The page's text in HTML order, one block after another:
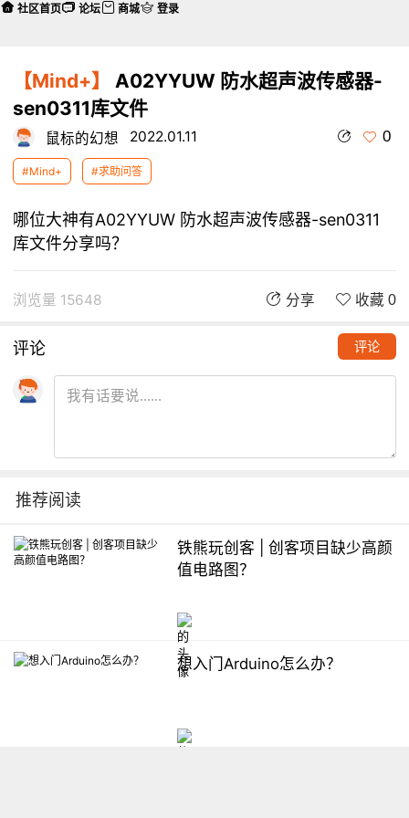
【Mind+】
A02YYUW 防水超声波传感器-
sen0311库文件
鼠标的幻想 2022.01.11 0
#Mind+ #求助问答
哪位大神有A02YYUW 防水超声波传感器-sen0311
库文件分享吗？
浏览量 15648 分享 收藏 0
评论 评论
推荐阅读
铁熊玩创客 | 创客项目缺少高颜
值电路图？
想入门Arduino怎么办？
社区首页 论坛 商城 登录